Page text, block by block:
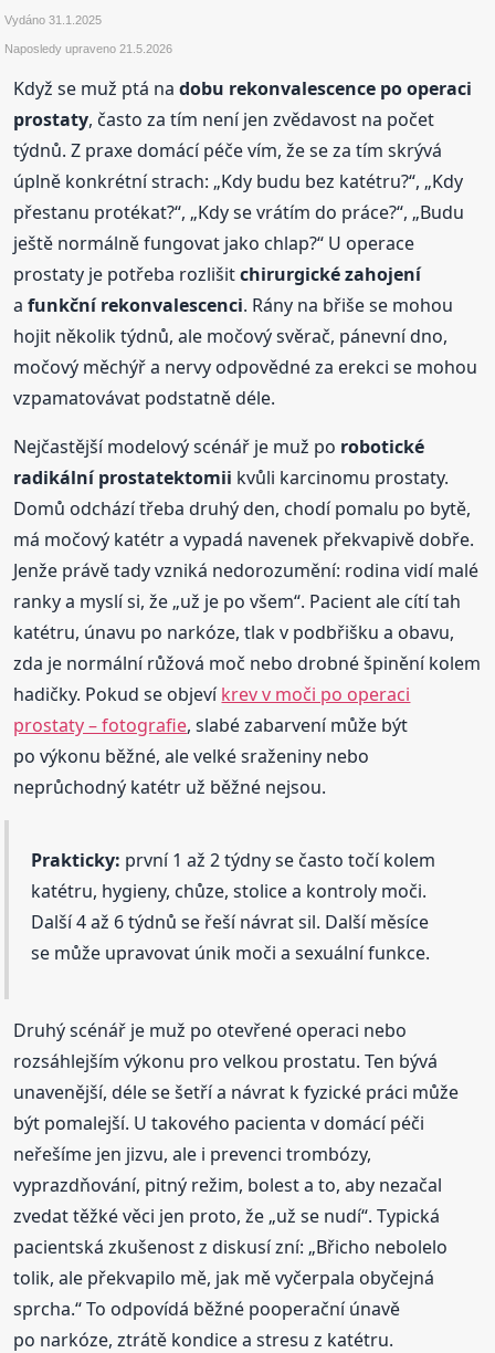
Vydáno31.1.2025
Naposledy upraveno21.5.2026
Když se muž ptá nadobu rekonvalescence po operaci
prostaty, často za tím není jen zvědavost na počet
týdnů. Z praxe domácí péče vím, že se za tím skrývá
úplně konkrétní strach: „Kdy budu bez katétru?“, „Kdy
přestanu protékat?“, „Kdy se vrátím do práce?“, „Budu
ještě normálně fungovat jako chlap?“ U operace
prostaty je potřeba rozlišitchirurgické zahojení
afunkční rekonvalescenci. Rány na břiše se mohou
hojit několik týdnů, ale močový svěrač, pánevní dno,
močový měchýř a nervy odpovědné za erekci se mohou
vzpamatovávat podstatně déle.
Nejčastější modelový scénář je muž po robotické
radikální prostatektomii kvůli karcinomu prostaty.
Domů odchází třeba druhý den, chodí pomalu po bytě,
má močový katétr a vypadá navenek překvapivě dobře.
Jenže právě tady vzniká nedorozumění: rodina vidí malé
ranky a myslí si, že „už je po všem“. Pacient ale cítí tah
katétru, únavu po narkóze, tlak v podbřišku a obavu,
zda je normální růžová moč nebo drobné špinění kolem
hadičky. Pokud se objevíkrev v moči po operaci
prostaty – fotografie, slabé zabarvení může být
po výkonu běžné, ale velké sraženiny nebo
neprůchodný katétr už běžné nejsou.
Prakticky: první 1 až 2 týdny se často točí kolem
katétru, hygieny, chůze, stolice a kontroly moči.
Další 4 až 6 týdnů se řeší návrat sil. Další měsíce
se může upravovat únik moči a sexuální funkce.
Druhý scénář je muž po otevřené operaci nebo
rozsáhlejším výkonu pro velkou prostatu. Ten bývá
unavenější, déle se šetří a návrat k fyzické práci může
být pomalejší. U takového pacienta v domácí péči
neřešíme jen jizvu, ale i prevenci trombózy,
vyprazdňování, pitný režim, bolest a to, aby nezačal
zvedat těžké věci jen proto, že „už se nudí“. Typická
pacientská zkušenost z diskusí zní: „Břicho nebolelo
tolik, ale překvapilo mě, jak mě vyčerpala obyčejná
sprcha.“ To odpovídá běžné pooperační únavě
po narkóze, ztrátě kondice a stresu z katétru.